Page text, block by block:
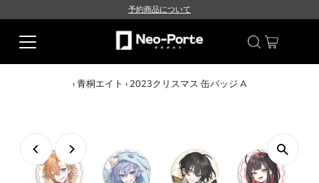
予約商品について
›青桐エイト › 2023クリスマス 缶バッジ A